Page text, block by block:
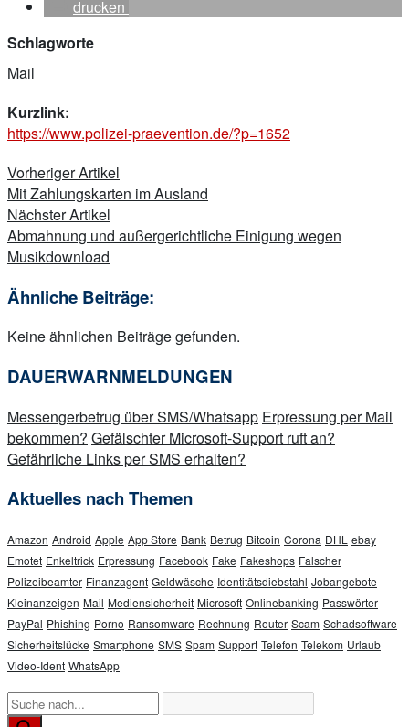
drucken
Schlagworte
Mail
Kurzlink:
https://www.polizei-praevention.de/?p=1652
Beitragsnavigation
Vorheriger Artikel
Mit Zahlungskarten im Ausland
Nächster Artikel
Abmahnung und außergerichtliche Einigung wegen
Musikdownload
Ähnliche Beiträge:
Keine ähnlichen Beiträge gefunden.
DAUERWARNMELDUNGEN
Messengerbetrug über SMS/Whatsapp Erpressung per Mail
bekommen? Gefälschter Microsoft-Support ruft an?
Gefährliche Links per SMS erhalten?
Aktuelles nach Themen
Amazon Android Apple App Store Bank Betrug Bitcoin Corona DHL ebay
Emotet Enkeltrick Erpressung Facebook Fake Fakeshops Falscher
Polizeibeamter Finanzagent Geldwäsche Identitätsdiebstahl Jobangebote
Kleinanzeigen Mail Mediensicherheit Microsoft Onlinebanking Passwörter
PayPal Phishing Porno Ransomware Rechnung Router Scam Schadsoftware
Sicherheitslücke Smartphone SMS Spam Support Telefon Telekom Urlaub
Video-Ident WhatsApp